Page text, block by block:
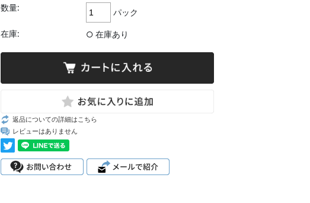
数量:
パック
在庫:
○ 在庫あり
返品についての詳細はこちら
レビューはありません